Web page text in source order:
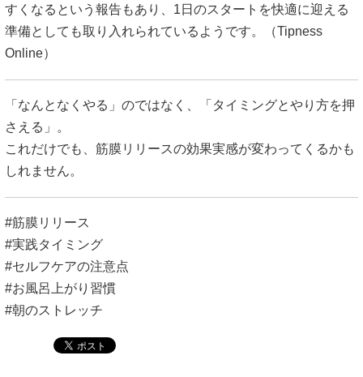
すくなるという報告もあり、1日のスタートを快適に迎える
準備としても取り入れられているようです。（Tipness
Online）
「なんとなくやる」のではなく、「タイミングとやり方を押
さえる」。
これだけでも、筋膜リリースの効果実感が変わってくるかも
しれません。
#筋膜リリース
#実践タイミング
#セルフケアの注意点
#お風呂上がり習慣
#朝のストレッチ